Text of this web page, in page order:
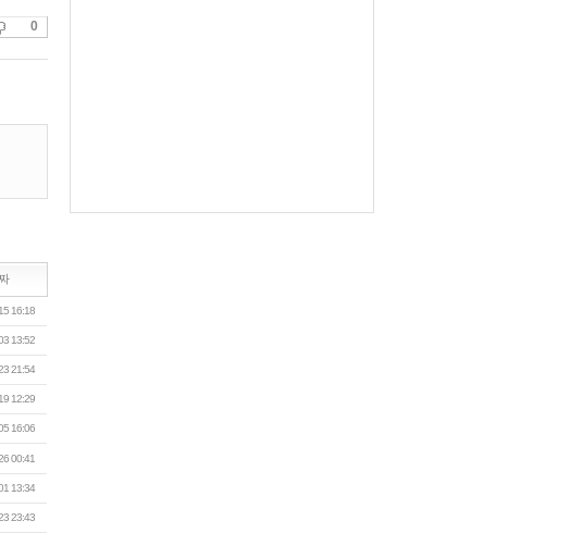
16:18
13:52
21:54
12:29
16:06
00:41
13:34
23:43